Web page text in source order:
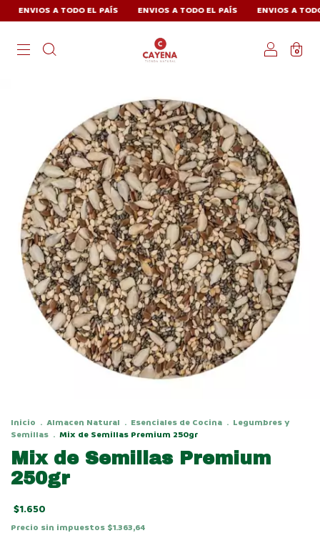
ENVIOS A TODO EL PAÍS ENVIOS A TODO EL PAÍS ENVIOS A TODO
0
Inicio . Almacen Natural . Esenciales de Cocina . Legumbres y
Semillas . Mix de Semillas Premium 250gr
Mix de Semillas Premium
250gr
$1.650
Precio sin impuestos $1.363,64